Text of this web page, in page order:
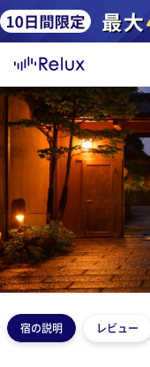
宿の説明 レビュー